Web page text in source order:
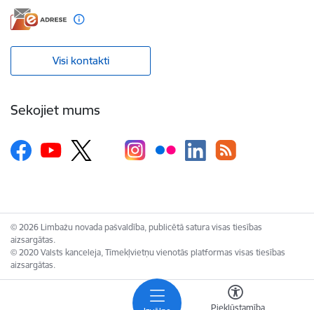
Piekļūstamība
Visi kontakti
Sekojiet mums
© 2026 Limbažu novada pašvaldība, publicētā satura visas tiesības
aizsargātas.
© 2020 Valsts kanceleja, Tīmekļvietņu vienotās platformas visas tiesības
aizsargātas.